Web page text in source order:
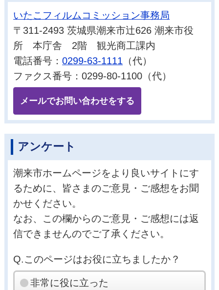
いたこフィルムコミッション事務局
〒311-2493 茨城県潮来市辻626 潮来市役
所 本庁舎 2階 観光商工課内
電話番号：0299-63-1111 （代）
ファクス番号：0299-80-1100（代）
メールでお問い合わせをする
アンケート
潮来市ホームページをより良いサイトにす
るために、皆さまのご意見・ご感想をお聞
かせください。
なお、この欄からのご意見・ご感想には返
信できませんのでご了承ください。
Q.このページはお役に立ちましたか？
非常に役に立った